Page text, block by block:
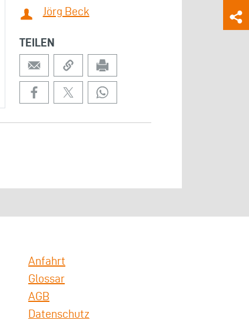
Jörg Beck
TEILEN
Anfahrt
Glossar
AGB
Datenschutz